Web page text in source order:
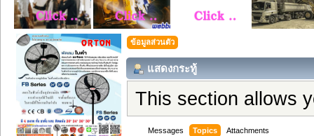
ข้อมูลส่วนตัว
แสดงกระทู้
This section allows
Messages Topics Attachments